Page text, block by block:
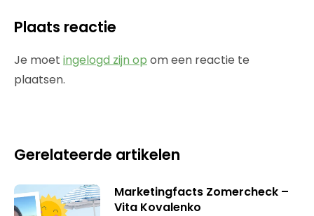
Plaats reactie
Je moet ingelogd zijn op om een reactie te
plaatsen.
Gerelateerde artikelen
Marketingfacts Zomercheck –
Vita Kovalenko